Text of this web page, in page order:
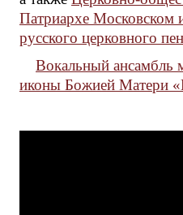
Патриархе Московском
русского церковного
Вокальный ансамбль
иконы Божией Матери